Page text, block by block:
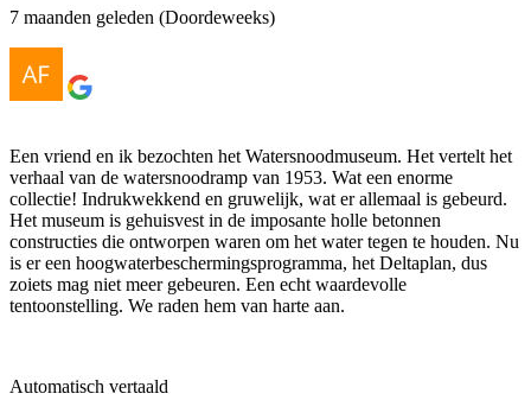
7 maanden geleden (Doordeweeks)
Een vriend en ik bezochten het Watersnoodmuseum. Het vertelt het
verhaal van de watersnoodramp van 1953. Wat een enorme
collectie! Indrukwekkend en gruwelijk, wat er allemaal is gebeurd.
Het museum is gehuisvest in de imposante holle betonnen
constructies die ontworpen waren om het water tegen te houden. Nu
is er een hoogwaterbeschermingsprogramma, het Deltaplan, dus
zoiets mag niet meer gebeuren. Een echt waardevolle
tentoonstelling. We raden hem van harte aan.
Automatisch vertaald